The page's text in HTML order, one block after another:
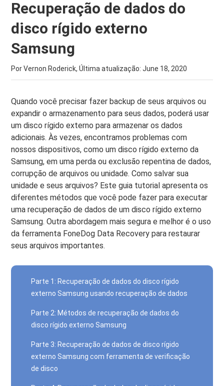
Recuperação de dados do
disco rígido externo
Samsung
Por Vernon Roderick, Última atualização:June 18, 2020
Quando você precisar fazer backup de seus arquivos ou
expandir o armazenamento para seus dados, poderá usar
um disco rígido externo para armazenar os dados
adicionais. Às vezes, encontramos problemas com
nossos dispositivos, como um disco rígido externo da
Samsung, em uma perda ou exclusão repentina de dados,
corrupção de arquivos ou unidade. Como salvar sua
unidade e seus arquivos? Este guia tutorial apresenta os
diferentes métodos que você pode fazer para executar
uma recuperação de dados de um disco rígido externo
Samsung. Outra abordagem mais segura e melhor é o uso
da ferramenta FoneDog Data Recovery para restaurar
seus arquivos importantes.
Parte 1: Recuperação de dados do disco rígido
externo Samsung usando recuperação de dados
Parte 2: Métodos de recuperação de dados do
disco rígido externo Samsung
Parte 3: Recuperação de dados de disco rígido
externo Samsung com ferramenta de verificação
de disco